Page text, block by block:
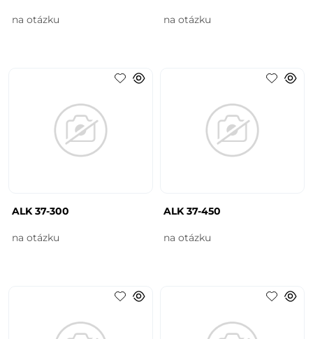
na otázku na otázku
ALK 37-300
na otázku
ALK 37-450
na otázku